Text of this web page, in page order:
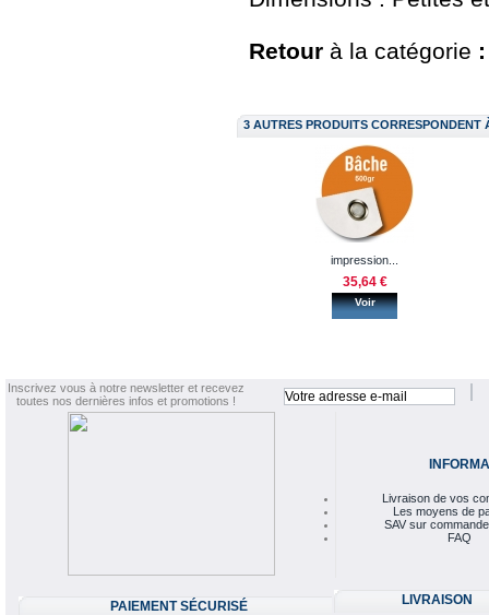
Retour à la catégorie
3 AUTRES PRODUITS CORRESPONDENT
impression...
35,64 €
Voir
Inscrivez vous à notre newsletter et recevez
toutes nos dernières infos et promotions !
Livraison de vos
Les moyens de
SAV sur
FAQ
PAIEMENT SÉCURISÉ LIVRAISON